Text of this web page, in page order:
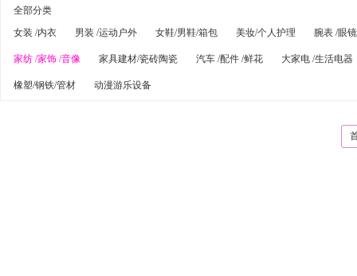
全部分类
女装 /内衣
男装 /运动户外 女鞋/男鞋/箱包 美妆/个人护理 腕表 /眼
家纺 /家饰 /音像 家具建材/瓷砖陶瓷 汽车 /配件 /鲜花 大家电 /生活电器
橡塑/钢铁/管材 动漫游乐设备